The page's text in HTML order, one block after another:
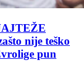
nije teško
pun